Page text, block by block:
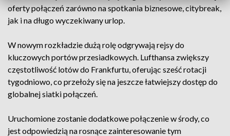
oferty połączeń zarówno na spotkania biznesowe, citybreak,
jak i na długo wyczekiwany urlop.
W nowym rozkładzie dużą rolę odgrywają rejsy do
kluczowych portów przesiadkowych. Lufthansa zwiększy
częstotliwość lotów do Frankfurtu, oferując sześć rotacji
tygodniowo, co przełoży się na jeszcze łatwiejszy dostęp do
globalnej siatki połączeń.
Uruchomione zostanie dodatkowe połączenie w środy, co
jest odpowiedzią na rosnące zainteresowanie tym